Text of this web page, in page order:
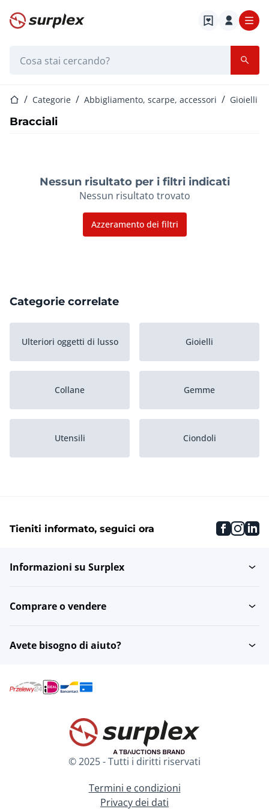
Home
Home Categorie Abbigliamento, scarpe, accessori Gioielli
Bracciali
Nessun risultato per i filtri indicati
Nessun risultato trovato
Azzeramento dei filtri
Categorie correlate
Ulteriori oggetti di lusso Gioielli
Collane Gemme
Utensili Ciondoli
Orecchini Set di gioielli
accendini
Cavigliera
Tieniti informato, seguici ora
Informazioni su Surplex
Comprare o vendere
Avete bisogno di aiuto?
© 2025 - Tutti i diritti riservati
Termini e condizioni
Privacy dei dati